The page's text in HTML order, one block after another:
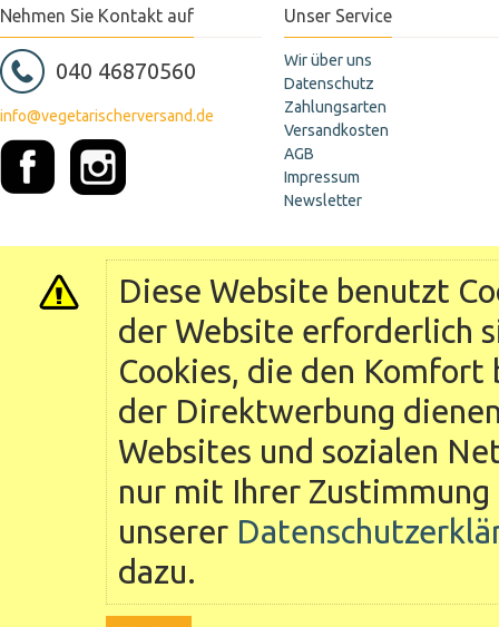
Nehmen Sie Kontakt auf
040 46870560
info@vegetarischerversand.de
Unser Service
Wir über uns
Datenschutz
Zahlungsarten
Versandkosten
AGB
Impressum
Newsletter
Diese Website benutzt
der Website erforderlich
Cookies, die den
der Direktwerbung
Websites und sozialen
nur mit Ihrer
unserer
dazu.